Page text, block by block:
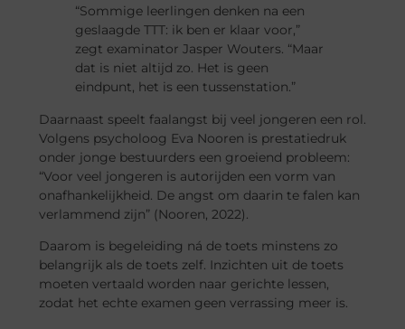
“Sommige leerlingen denken na een
geslaagde TTT: ik ben er klaar voor,”
zegt examinator Jasper Wouters. “Maar
dat is niet altijd zo. Het is geen
eindpunt, het is een tussenstation.”
Daarnaast speelt faalangst bij veel jongeren een rol.
Volgens psycholoog Eva Nooren is prestatiedruk
onder jonge bestuurders een groeiend probleem:
“Voor veel jongeren is autorijden een vorm van
onafhankelijkheid. De angst om daarin te falen kan
verlammend zijn” (Nooren, 2022).
Daarom is begeleiding ná de toets minstens zo
belangrijk als de toets zelf. Inzichten uit de toets
moeten vertaald worden naar gerichte lessen,
zodat het echte examen geen verrassing meer is.